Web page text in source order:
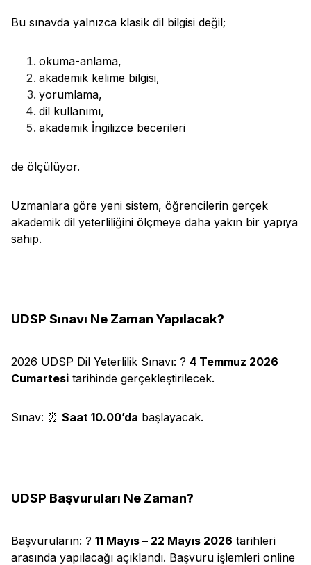
Bu sınavda yalnızca klasik dil bilgisi değil;
okuma-anlama,
akademik kelime bilgisi,
yorumlama,
dil kullanımı,
akademik İngilizce becerileri
de ölçülüyor.
Uzmanlara göre yeni sistem, öğrencilerin gerçek
akademik dil yeterliliğini ölçmeye daha yakın bir yapıya
sahip.
UDSP Sınavı Ne Zaman Yapılacak?
2026 UDSP Dil Yeterlilik Sınavı: ? 4 Temmuz 2026
Cumartesi tarihinde gerçekleştirilecek.
Sınav: ⏰ Saat 10.00’da başlayacak.
UDSP Başvuruları Ne Zaman?
Başvuruların: ? 11 Mayıs – 22 Mayıs 2026 tarihleri
arasında yapılacağı açıklandı. Başvuru işlemleri online